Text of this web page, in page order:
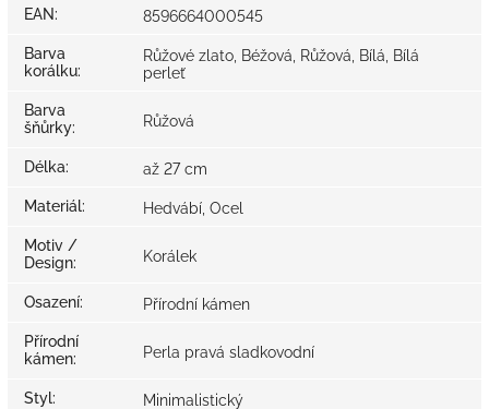
EAN: 8596664000545
Barva
korálku:
Růžové zlato, Béžová, Růžová, Bílá, Bílá
perleť
Barva
šňůrky: Růžová
Délka: až 27 cm
Materiál: Hedvábí, Ocel
Motiv /
Design: Korálek
Osazení: Přírodní kámen
Přírodní
kámen: Perla pravá sladkovodní
Styl: Minimalistický